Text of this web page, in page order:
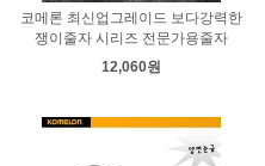
코메론 최신업그레이드 보다강력한
쟁이줄자 시리즈 전문가용줄자
12,060원